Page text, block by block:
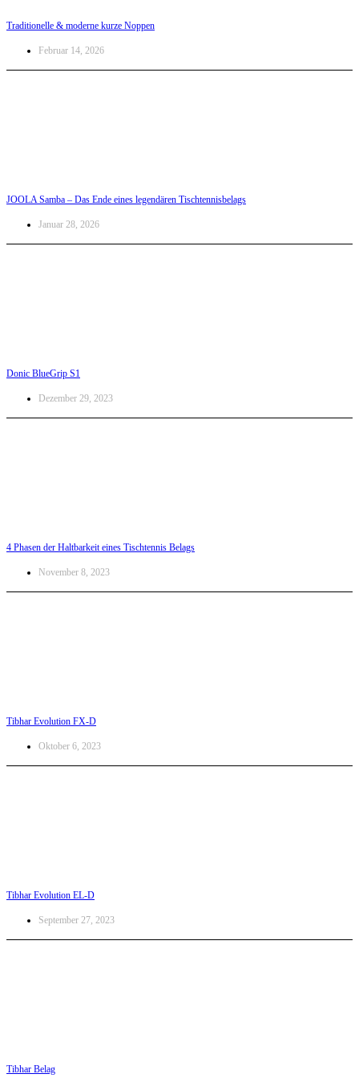
Traditionelle & moderne kurze Noppen
Februar 14, 2026
JOOLA Samba – Das Ende eines legendären Tischtennisbelags
Januar 28, 2026
Donic BlueGrip S1
Dezember 29, 2023
4 Phasen der Haltbarkeit eines Tischtennis Belags
November 8, 2023
Tibhar Evolution FX-D
Oktober 6, 2023
Tibhar Evolution EL-D
September 27, 2023
Tibhar Belag